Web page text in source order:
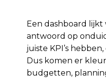
Een dashboard lijkt
antwoord op
juiste KPI’s
Dus komen er
budgetten,